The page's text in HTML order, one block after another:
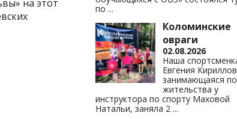
на этот
по...
Коломинские
овраги
02.08.2026
Наша
Евгения
занимающаяся
жительства у
инструктора по спорту Маховой
Натальи, заняла 2 ...